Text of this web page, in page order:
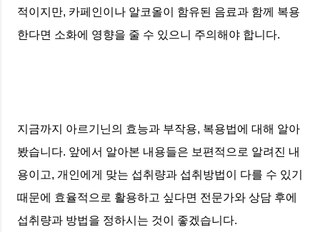
적이지만, 카페인이나 알코올이 함유된 음료과 함께 복용
한다면 소화에 영향을 줄 수 있으니 주의해야 합니다.
지금까지 아르기닌의 효능과 부작용, 복용법에 대해 알아
봤습니다. 앞에서 알아본 내용들은 보편적으로 알려진 내
용이고, 개인에게 맞는 섭취량과 섭취방법이 다를 수 있기
때문에 효율적으로 활용하고 싶다면 전문가와 상담 후에
섭취량과 방법을 정하시는 것이 좋겠습니다.